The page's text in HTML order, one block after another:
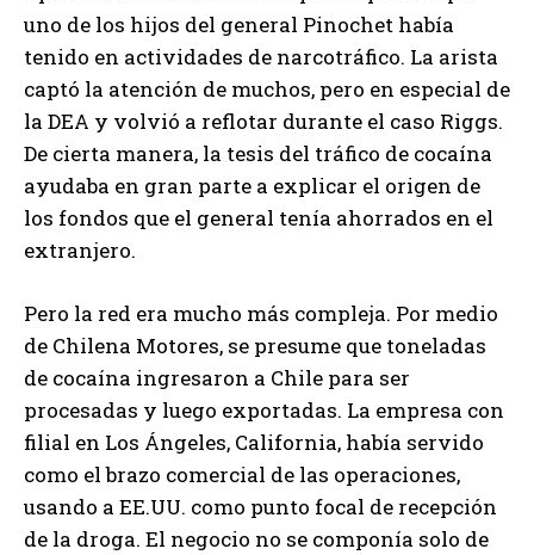
uno de los hijos del general Pinochet había
tenido en actividades de narcotráfico. La arista
captó la atención de muchos, pero en especial de
la DEA y volvió a reflotar durante el caso Riggs.
De cierta manera, la tesis del tráfico de cocaína
ayudaba en gran parte a explicar el origen de
los fondos que el general tenía ahorrados en el
extranjero.
Pero la red era mucho más compleja. Por medio
de Chilena Motores, se presume que toneladas
de cocaína ingresaron a Chile para ser
procesadas y luego exportadas. La empresa con
filial en Los Ángeles, California, había servido
como el brazo comercial de las operaciones,
usando a EE.UU. como punto focal de recepción
de la droga. El negocio no se componía solo de